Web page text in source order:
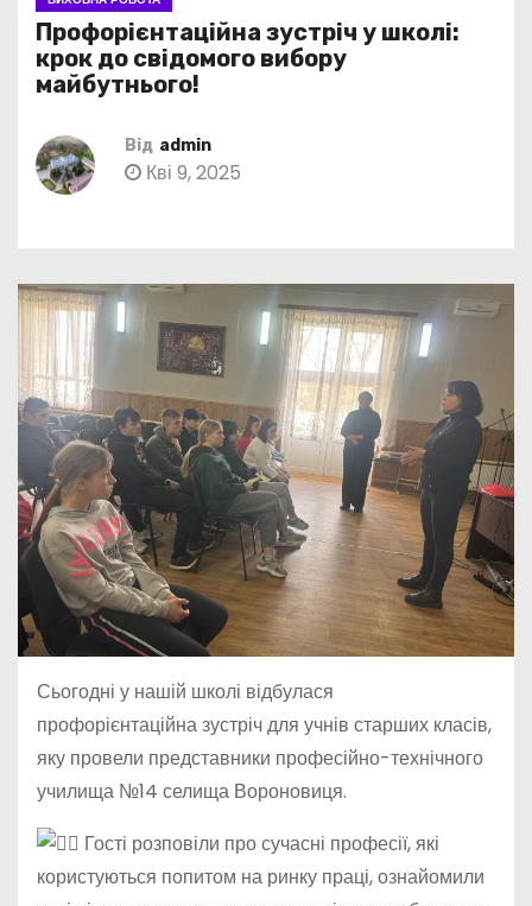
Профорієнтаційна зустріч у школі:
крок до свідомого вибору
майбутнього!
Від admin
Кві 9, 2025
Сьогодні у нашій школі відбулася
профорієнтаційна зустріч для учнів старших класів,
яку провели представники професійно-технічного
училища №14 селища Вороновиця.
Гості розповіли про сучасні професії, які
користуються попитом на ринку праці, ознайомили